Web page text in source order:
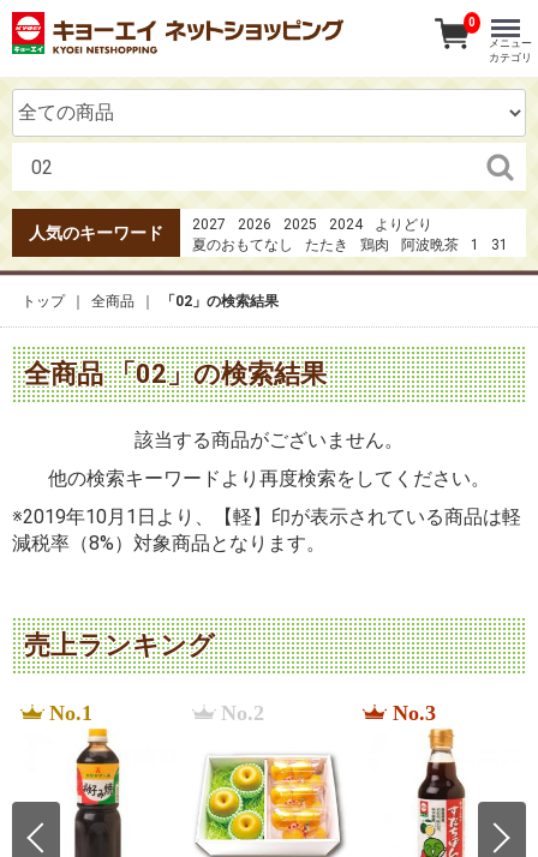
人気のキーワード 2027 2026 2025 2024
よりどり
夏のおもてなし
たたき 鶏肉 阿波晩茶 1
31
20273点セット4980円
0
メニュー
カテゴリ
トップ 全商品 「02」の検索結果
全商品 「02」の検索結果
該当する商品がございません。
他の検索キーワードより再度検索をしてください。
※2019年10月1日より、【軽】印が表示されている商品は軽
減税率（8%）対象商品となります。
売上ランキング
No.1 No.2 No.3